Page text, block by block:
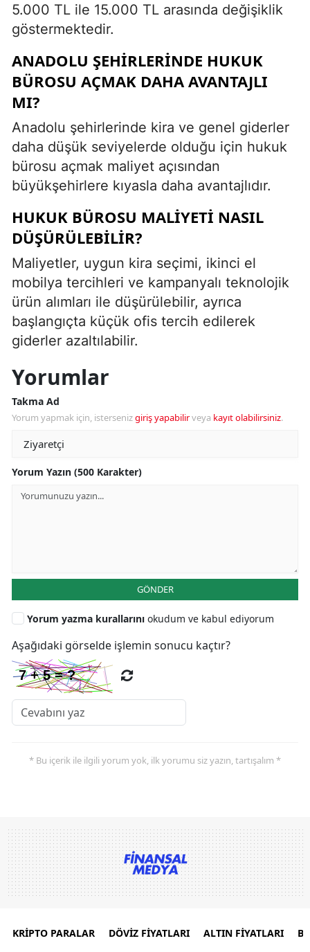
5.000 TL ile 15.000 TL arasında değişiklik
göstermektedir.
ANADOLU ŞEHIRLERINDE HUKUK
BÜROSU AÇMAK DAHA AVANTAJLI
MI?
Anadolu şehirlerinde kira ve genel giderler
daha düşük seviyelerde olduğu için hukuk
bürosu açmak maliyet açısından
büyükşehirlere kıyasla daha avantajlıdır.
HUKUK BÜROSU MALIYETI NASIL
DÜŞÜRÜLEBILIR?
Maliyetler, uygun kira seçimi, ikinci el
mobilya tercihleri ve kampanyalı teknolojik
ürün alımları ile düşürülebilir, ayrıca
başlangıçta küçük ofis tercih edilerek
giderler azaltılabilir.
Yorumlar
Takma Ad
Yorum yapmak için, istersenizgiriş yapabilirveya kayıt olabilirsiniz.
Yorum Yazın (500 Karakter)
GÖNDER
Yorum yazma kurallarını okudum ve kabul ediyorum
Aşağıdaki görselde işlemin sonucu kaçtır?
* Bu içerik ile ilgili yorum yok, ilk yorumu siz yazın, tartışalım *
KRİPTO PARALAR DÖVİZ FİYATLARI ALTIN FİYATLARI